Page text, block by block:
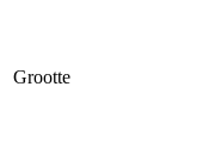
Grootte